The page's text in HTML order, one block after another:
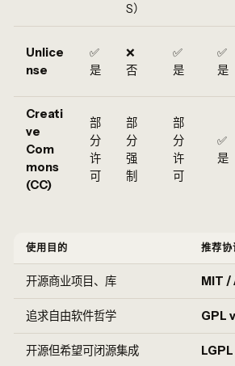
S）
Unlice
nse
✅
是
❌
否
✅
是
✅
是
Creati
ve
Com
mons
(CC)
部
分
许
可
部
分
强
制
部
分
许
可
✅
是
使用目的 推荐协
开源商业项目、库 MIT /
追求自由软件哲学 GPL
开源但希望可闭源集成